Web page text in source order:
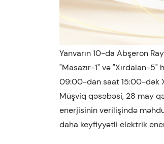
Yanvarın 10-da Abşeron
"Masazır-1" və "Xırdalan-
09:00-dan saat 15:00-dək
Müşviq qəsəbəsi, 28 may
enerjisinin verilişində
daha keyfiyyətli elektrik